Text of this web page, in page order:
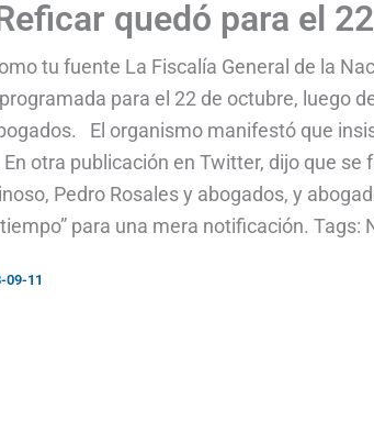
quedó para el
tu fuente La Fiscalía General de la
para el 22 de octubre, luego
El organismo manifestó que
otra publicación en Twitter, dijo que
Pedro Rosales y abogados, y
para una mera notificación. Tags:
09-11